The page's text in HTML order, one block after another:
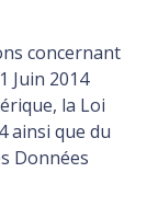
concernant
Juin 2014
la Loi
ainsi que du
Données